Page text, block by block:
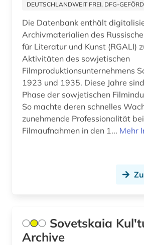
DEUTSCHLANDWEIT FREI, DFG-
Die Datenbank enthält
Archivmaterialien des
für Literatur und Kunst (RGALI)
Aktivitäten des sowjetischen
Filmproduktionsunternehmens
1923 und 1935. Diese Jahre
Phase der sowjetischen
So machte deren schnelles
zunehmende Professionalität
Filmaufnahmen in den 1... Mehr
Sovetskaia
Archive